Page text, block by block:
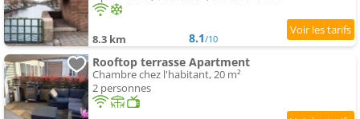
8.3 km 8.1/10
Rooftop terrasse Apartment
Chambre chez l'habitant, 20 m²
2 personnes